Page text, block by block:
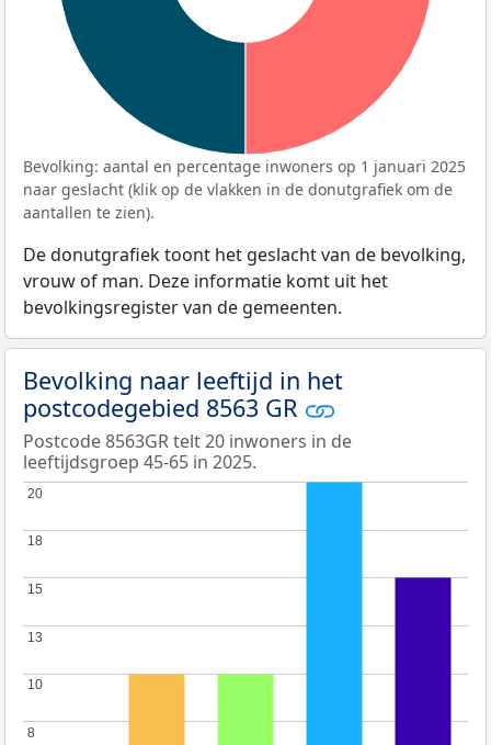
Bevolking: aantal en percentage inwoners op 1 januari 2025
naar geslacht (klik op de vlakken in de donutgrafiek om de
aantallen te zien).
De donutgrafiek toont het geslacht van de bevolking,
vrouw of man. Deze informatie komt uit het
bevolkingsregister van de gemeenten.
Bevolking naar leeftijd in het
postcodegebied 8563 GR
Postcode 8563GR telt 20 inwoners in de
leeftijdsgroep 45-65 in 2025.
8
8
10
10
13
13
15
15
18
18
20
20